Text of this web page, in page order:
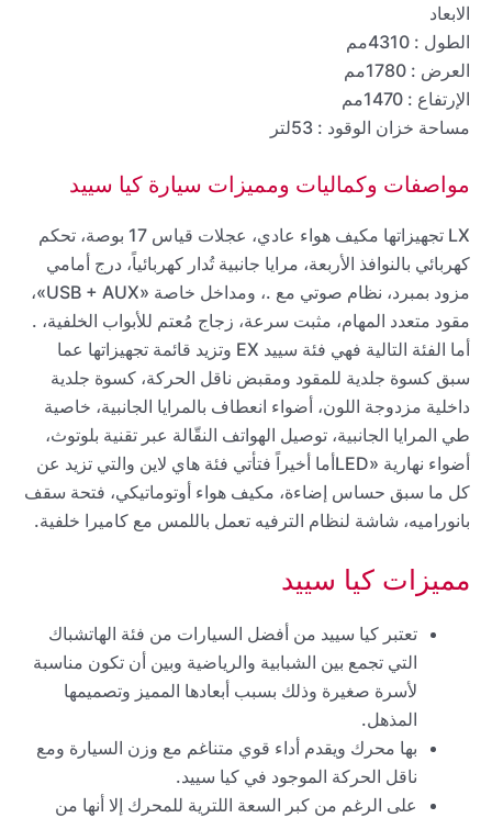
الابعاد
الطول : 4310مم
العرض : 1780مم
الإرتفاع : 1470مم
مساحة خزان الوقود : 53لتر
مواصفات وكماليات ومميزات سيارة كيا سييد
LX تجهيزاتها مكيف هواء عادي، عجلات قياس 17 بوصة، تحكم
كهربائي بالنوافذ الأربعة، مرايا جانبية تُدار كهربائياً، درج أمامي
مزود بمبرد، نظام صوتي مع .، ومداخل خاصة «USB + AUX»،
مقود متعدد المهام، مثبت سرعة، زجاج مُعتم للأبواب الخلفية، .
أما الفئة التالية فهي فئة سييد EX وتزيد قائمة تجهيزاتها عما
سبق كسوة جلدية للمقود ومقبض ناقل الحركة، كسوة جلدية
داخلية مزدوجة اللون، أضواء انعطاف بالمرايا الجانبية، خاصية
طي المرايا الجانبية، توصيل الهواتف النقّالة عبر تقنية بلوتوث،
أضواء نهارية «LEDأما أخيراً فتأتي فئة هاي لاين والتي تزيد عن
كل ما سبق حساس إضاءة، مكيف هواء أوتوماتيكي، فتحة سقف
بانوراميه، شاشة لنظام الترفيه تعمل باللمس مع كاميرا خلفية.
مميزات كيا سييد
تعتبر كيا سييد من أفضل السيارات من فئة الهاتشباك
التي تجمع بين الشبابية والرياضية وبين أن تكون مناسبة
لأسرة صغيرة وذلك بسبب أبعادها المميز وتصميمها
المذهل.
بها محرك ويقدم أداء قوي متناغم مع وزن السيارة ومع
ناقل الحركة الموجود في كيا سييد.
على الرغم من كبر السعة اللترية للمحرك إلا أنها من